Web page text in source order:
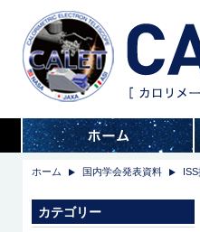
ホーム 国内学会発表資料
カテゴリー